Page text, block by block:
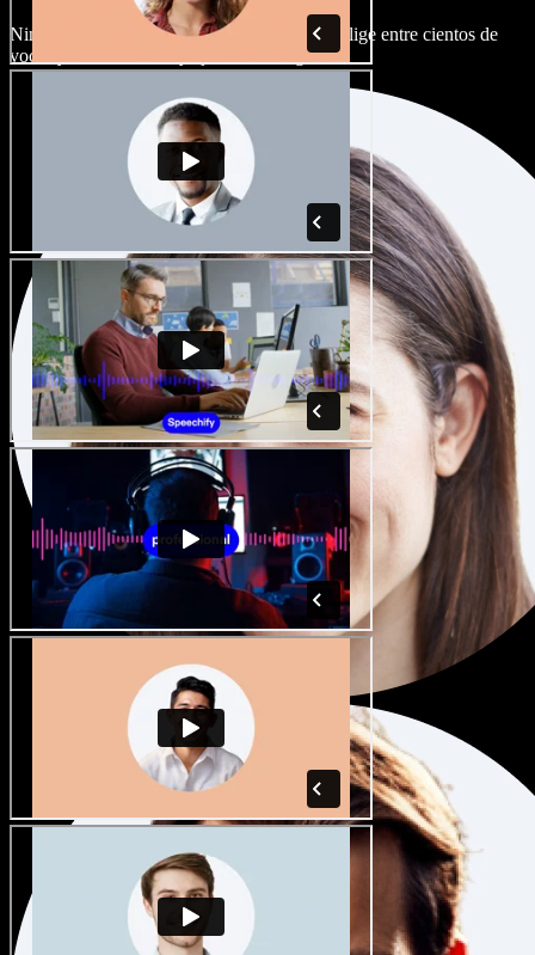
Ningún proyecto tiene por qué sonar igual. Elige entre cientos de
voces y acentos de IA y ajústalos a tu gusto.